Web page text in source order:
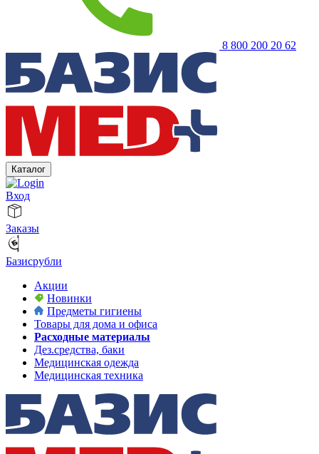
8 800 200 20 62
Каталог
Вход
Заказы
Базисрубли
Акции
Новинки
Предметы гигиены
Товары для дома и офиса
Расходные материалы
Дез.средства, баки
Медицинская одежда
Медицинская техника